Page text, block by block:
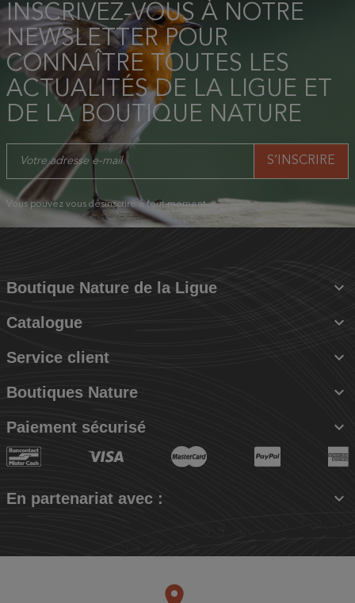
INSCRIVEZ-VOUS À NOTRE
NEWSLETTER POUR
CONNAÎTRE TOUTES LES
ACTUALITÉS DE LA LIGUE ET
DE LA BOUTIQUE NATURE
Vous pouvez vous désinscrire à tout moment.
Boutique Nature de la Ligue 
Catalogue 
Service client 
Boutiques Nature 
Paiement sécurisé 
En partenariat avec : 